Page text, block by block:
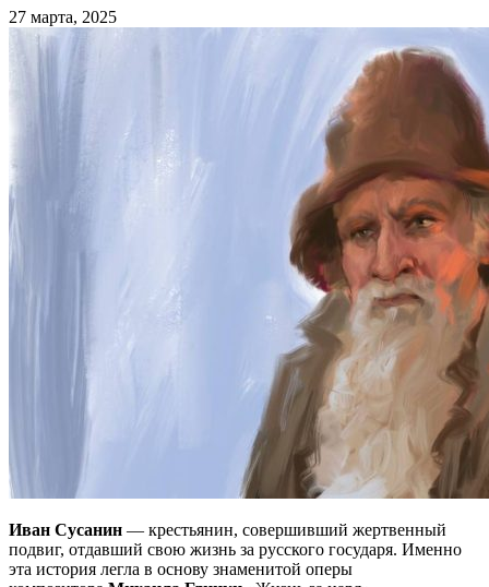
27 марта, 2025
Иван Сусанин — крестьянин, совершивший жертвенный
подвиг, отдавший свою жизнь за русского государя. Именно
эта история легла в основу знаменитой оперы